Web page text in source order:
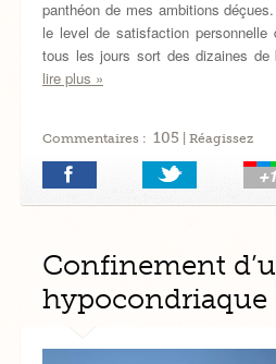
panthéon de mes ambitions
le level de satisfaction
tous les jours sort des dizaines de
lire plus »
Commentaires : 105 | Réagissez
Confinement
hypocondriaque